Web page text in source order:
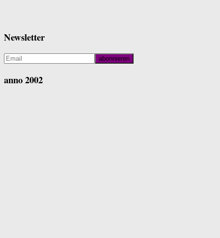
Newsletter
anno 2002